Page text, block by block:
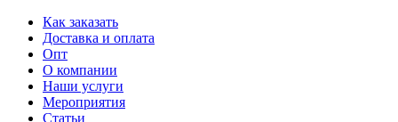
Как заказать
Доставка и оплата
Опт
О компании
Наши услуги
Мероприятия
Статьи